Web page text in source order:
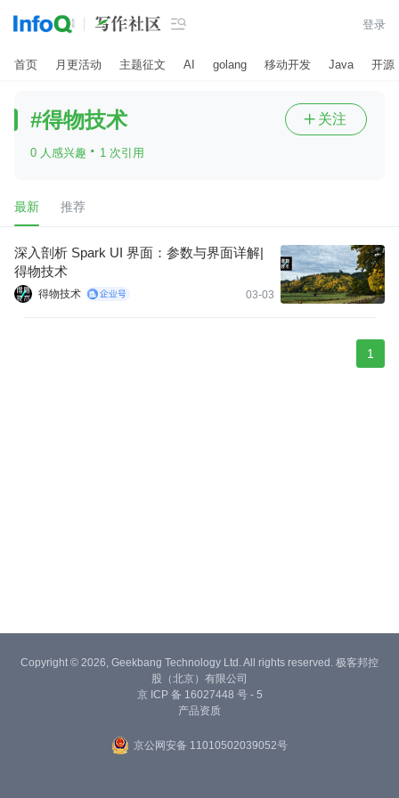
 登录
首页 月更活动 主题征文 AI golang 移动开发 Java 开源
#得物技术
0 人感兴趣 · 1 次引用
 关注
最新 推荐
深入剖析 Spark UI 界面：参数与界面详解|
得物技术
得物技术 03-03
1
Copyright © 2026, Geekbang Technology Ltd. All rights reserved. 极客邦控
股（北京）有限公司
京 ICP 备 16027448 号 - 5
产品资质
京公网安备 11010502039052号